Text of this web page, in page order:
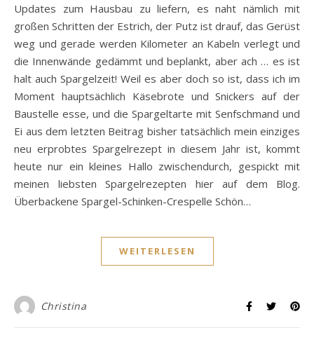
Updates zum Hausbau zu liefern, es naht nämlich mit
großen Schritten der Estrich, der Putz ist drauf, das Gerüst
weg und gerade werden Kilometer an Kabeln verlegt und
die Innenwände gedämmt und beplankt, aber ach … es ist
halt auch Spargelzeit! Weil es aber doch so ist, dass ich im
Moment hauptsächlich Käsebrote und Snickers auf der
Baustelle esse, und die Spargeltarte mit Senfschmand und
Ei aus dem letzten Beitrag bisher tatsächlich mein einziges
neu erprobtes Spargelrezept in diesem Jahr ist, kommt
heute nur ein kleines Hallo zwischendurch, gespickt mit
meinen liebsten Spargelrezepten hier auf dem Blog.
Überbackene Spargel-Schinken-Crespelle Schön…
WEITERLESEN
Christina